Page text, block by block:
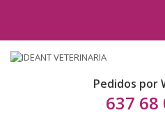
Pedidos por
637 68